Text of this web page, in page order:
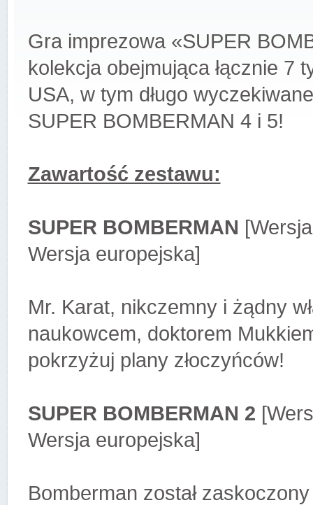
Gra imprezowa «SUPER
kolekcja obejmująca łącznie 7
USA, w tym długo
SUPER BOMBERMAN 4 i 5!
Zawartość zestawu:
SUPER BOMBERMAN
Wersja europejska]
Mr. Karat, nikczemny i żądny
naukowcem, doktorem
pokrzyżuj plany złoczyńców!
SUPER BOMBERMAN 2
Wersja europejska]
Bomberman został